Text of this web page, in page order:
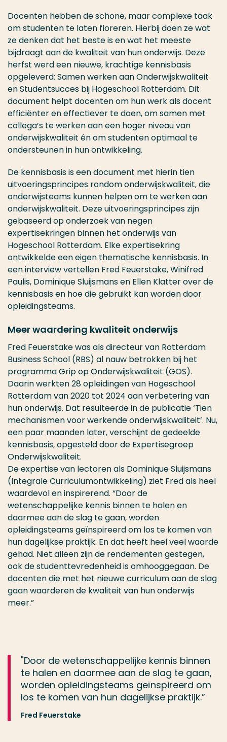
Docenten hebben de schone, maar complexe taak
om studenten te laten floreren. Hierbij doen ze wat
ze denken dat het beste is en wat het meeste
bijdraagt aan de kwaliteit van hun onderwijs. Deze
herfst werd een nieuwe, krachtige kennisbasis
opgeleverd: Samen werken aan Onderwijskwaliteit
en Studentsucces bij Hogeschool Rotterdam. Dit
document helpt docenten om hun werk als docent
efficiënter en effectiever te doen, om samen met
collega’s te werken aan een hoger niveau van
onderwijskwaliteit én om studenten optimaal te
ondersteunen in hun ontwikkeling.
De kennisbasis is een document met hierin tien
uitvoeringsprincipes rondom onderwijskwaliteit, die
onderwijsteams kunnen helpen om te werken aan
onderwijskwaliteit. Deze uitvoeringsprincipes zijn
gebaseerd op onderzoek van negen
expertisekringen binnen het onderwijs van
Hogeschool Rotterdam. Elke expertisekring
ontwikkelde een eigen thematische kennisbasis. In
een interview vertellen Fred Feuerstake, Winifred
Paulis, Dominique Sluijsmans en Ellen Klatter over de
kennisbasis en hoe die gebruikt kan worden door
opleidingsteams.
Meer waardering kwaliteit onderwijs
Fred Feuerstake was als directeur van Rotterdam
Business School (RBS) al nauw betrokken bij het
programma Grip op Onderwijskwaliteit (GOS).
Daarin werkten 28 opleidingen van Hogeschool
Rotterdam van 2020 tot 2024 aan verbetering van
hun onderwijs. Dat resulteerde in de publicatie ‘Tien
mechanismen voor werkende onderwijskwaliteit’. Nu,
een paar maanden later, verschijnt de gedeelde
kennisbasis, opgesteld door de Expertisegroep
Onderwijskwaliteit.
De expertise van lectoren als Dominique Sluijsmans
(Integrale Curriculumontwikkeling) ziet Fred als heel
waardevol en inspirerend. “Door de
wetenschappelijke kennis binnen te halen en
daarmee aan de slag te gaan, worden
opleidingsteams geïnspireerd om los te komen van
hun dagelijkse praktijk. En dat heeft heel veel waarde
gehad. Niet alleen zijn de rendementen gestegen,
ook de studenttevredenheid is omhooggegaan. De
docenten die met het nieuwe curriculum aan de slag
gaan waarderen de kwaliteit van hun onderwijs
meer.”
"Door de wetenschappelijke kennis binnen
te halen en daarmee aan de slag te gaan,
worden opleidingsteams geïnspireerd om
los te komen van hun dagelijkse praktijk.”
Fred Feuerstake